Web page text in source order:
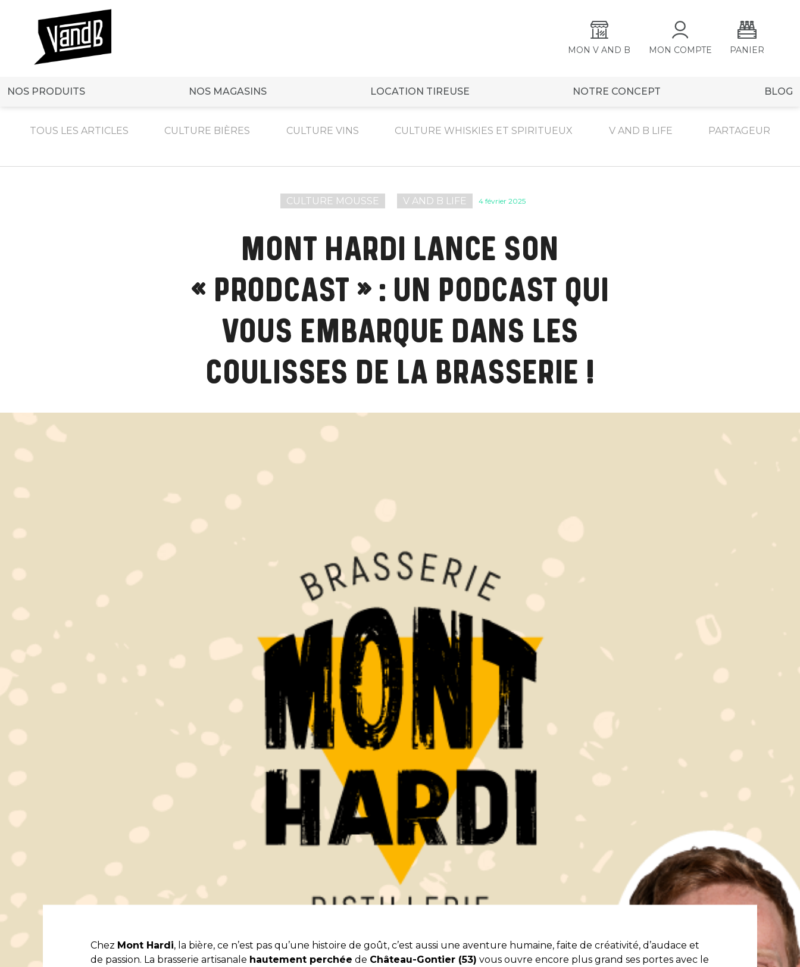
MON V AND B MON COMPTE PANIER
NOS PRODUITS NOS MAGASINS LOCATION TIREUSE NOTRE CONCEPT BLOG
TOUS LES ARTICLES CULTURE BIÈRES CULTURE VINS CULTURE WHISKIES ET SPIRITUEUX V AND B LIFE PARTAGEUR
CULTURE MOUSSE V AND B LIFE 4 février 2025
MONT HARDI LANCE SON
« PRODCAST » : UN PODCAST QUI
VOUS EMBARQUE DANS LES
COULISSES DE LA BRASSERIE !
Chez Mont Hardi, la bière, ce n’est pas qu’une histoire de goût, c’est aussi une aventure humaine, faite de créativité, d’audace et
de passion. La brasserie artisanale hautement perchée de Château-Gontier (53) vous ouvre encore plus grand ses portes avec le